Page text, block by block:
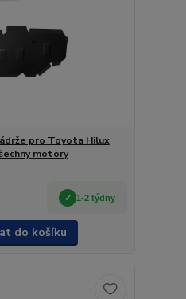
pro Toyota Hilux
motory
1-2 týdny
do košíku